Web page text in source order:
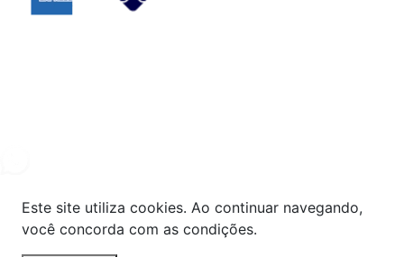
Este site utiliza cookies. Ao continuar navegando,
você concorda com as condições.